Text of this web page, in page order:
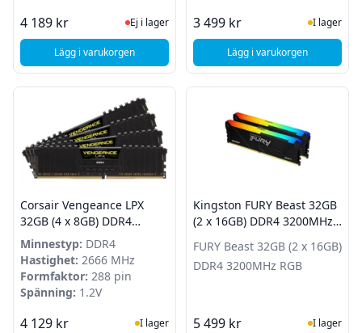
4 189 kr Ej i lager, besök produktsidan för
Ej i lager
Lägg i varukorgen, Corsair Vengeance DDR4 32GB - 3000MHz
3 499 kr I Lager
I lager
Lägg i varukorgen, Corsair Vengeance
Corsair Vengeance LPX
32GB (4 x 8GB) DDR4
2666MHz CL16 - Svart
Minnestyp: DDR4
Hastighet: 2666 MHz
Formfaktor: 288 pin
Spänning: 1.2V
4 129 kr I Lager
I lager
Kingston FURY Beast 32GB
(2 x 16GB) DDR4 3200MHz
FURY Beast 32GB (2 x 16GB)
DDR4 3200MHz RGB
5 499 kr I Lager
I lager